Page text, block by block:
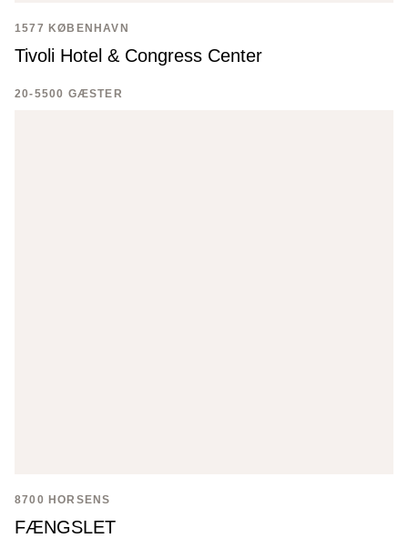
1577 KØBENHAVN
Tivoli Hotel & Congress Center
20-5500 GÆSTER
8700 HORSENS
FÆNGSLET